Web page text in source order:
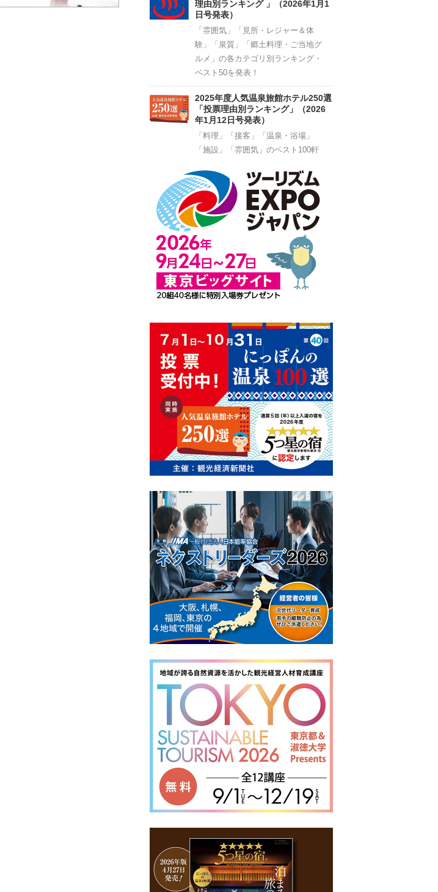
理由別ランキング 」（2026年1月1
日号発表）
「雰囲気」「見所・レジャー＆体
験」「泉質」「郷土料理・ご当地グ
ルメ」の各カテゴリ別ランキング・
ベスト50を発表！
2025年度人気温泉旅館ホテル250選
「投票理由別ランキング」（2026
年1月12日号発表）
「料理」「接客」「温泉・浴場」
「施設」「雰囲気」のベスト100軒